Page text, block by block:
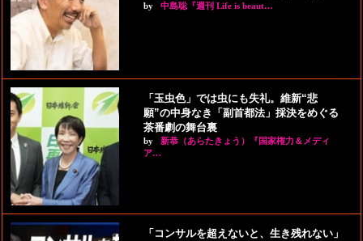
by 中島聡『週刊 Life is beaut…
「玉虫色」では虫にも失礼。維新“悲
願”の中身なき「副首都法」採決をめぐる
茶番劇の舞台裏
by
新恭（あらたきょう）『国家権力＆メディ
ア…
「コンサルを超えないと、生き残れない」